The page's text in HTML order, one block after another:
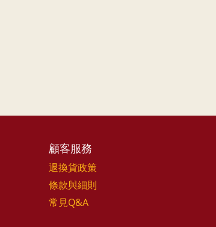
顧客服務
退換貨政策
條款與細則
常見Q&A